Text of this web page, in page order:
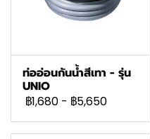
ท่ออ่อนกันน้ำสีเทา - รุ่น
UNIO
฿1,680 - ฿5,650